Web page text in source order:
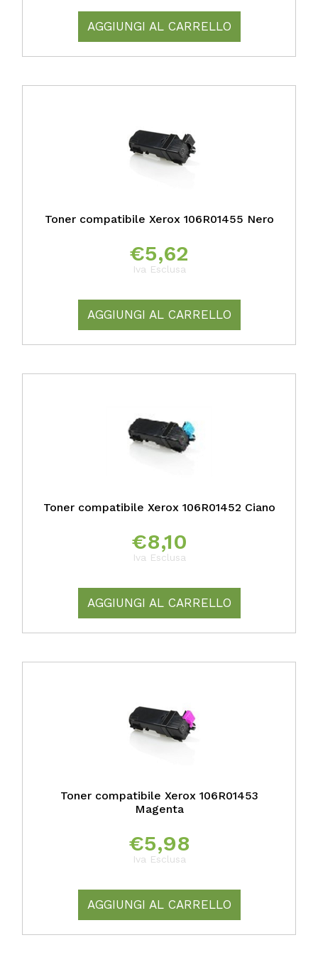
AGGIUNGI AL CARRELLO
Toner compatibile Xerox 106R01455 Nero
€5,62
Iva Esclusa
AGGIUNGI AL CARRELLO
Toner compatibile Xerox 106R01452 Ciano
€8,10
Iva Esclusa
AGGIUNGI AL CARRELLO
Toner compatibile Xerox 106R01453
Magenta
€5,98
Iva Esclusa
AGGIUNGI AL CARRELLO